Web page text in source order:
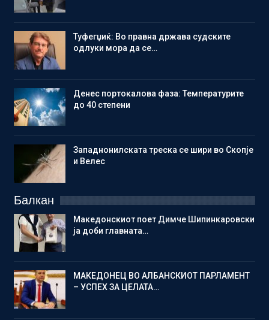
Туфегџиќ: Во правна држава судските
одлуки мора да се…
Денес портокалова фаза: Температурите
до 40 степени
Западнонилската треска се шири во Скопје
и Велес
Балкан
Македонскиот поет Димче Шипинкаровски
ја доби главната…
МАКЕДОНЕЦ ВО АЛБАНСКИОТ ПАРЛАМЕНТ
– УСПЕХ ЗА ЦЕЛАТА…